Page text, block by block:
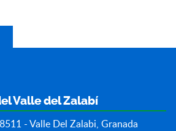
Valle del Zalabí
- Valle Del Zalabi, Granada